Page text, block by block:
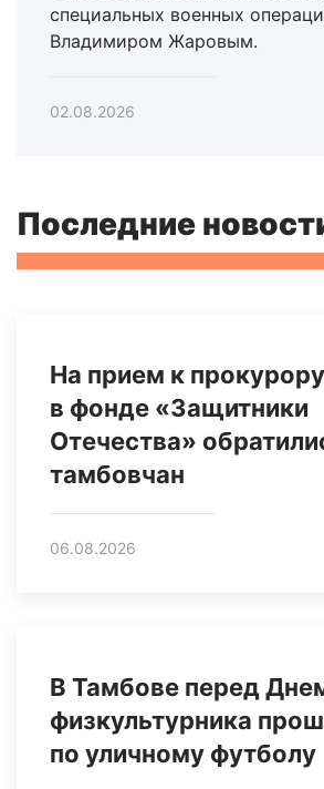
специальных военных
Владимиром Жаровым.
02.08.2026
Последние
На прием к
в фонде «Защитники
Отечества»
тамбовчан
06.08.2026
В Тамбове перед
физкультурника
по уличному футболу